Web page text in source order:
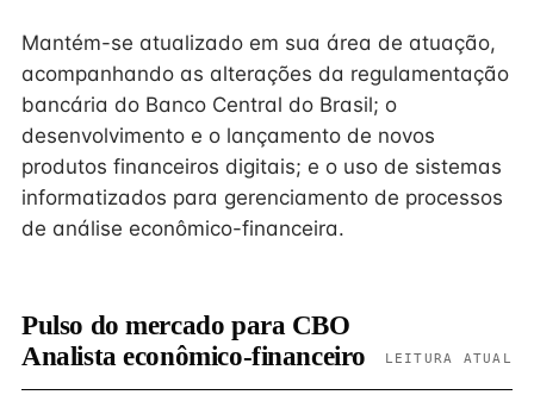
Mantém-se atualizado em sua área de atuação,
acompanhando as alterações da regulamentação
bancária do Banco Central do Brasil; o
desenvolvimento e o lançamento de novos
produtos financeiros digitais; e o uso de sistemas
informatizados para gerenciamento de processos
de análise econômico-financeira.
Pulso do mercado para CBO
Analista econômico-financeiro
LEITURA ATUAL